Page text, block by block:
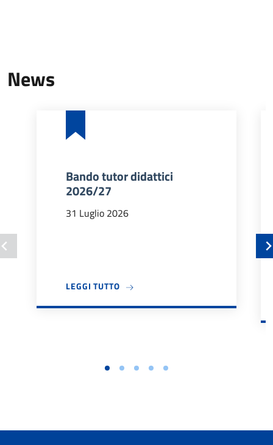
News
Bando tutor didattici
2026/27
31 Luglio 2026
LEGGI TUTTOA PROPOSITO DI BANDO TUTOR